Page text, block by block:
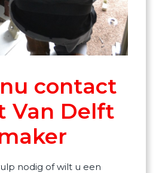
contact
Van Delft
nodig of wilt u een